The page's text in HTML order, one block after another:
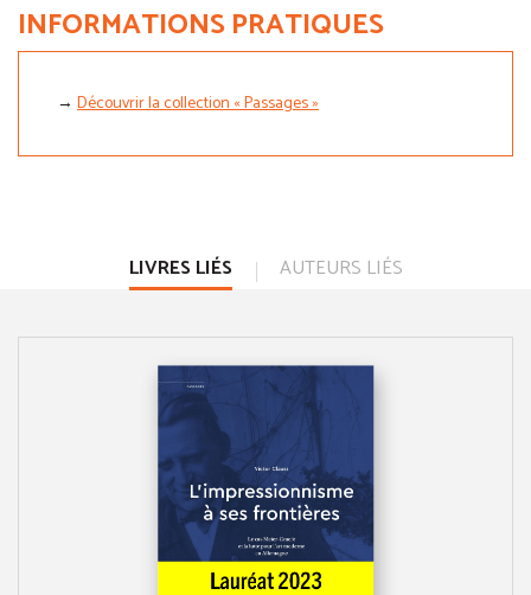
INFORMATIONS PRATIQUES
→ Découvrir la collection « Passages »
LIVRES LIÉS AUTEURS LIÉS